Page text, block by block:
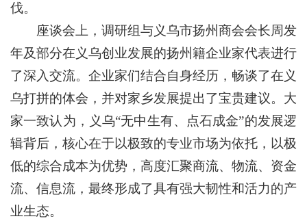
伐。
座谈会上，调研组与义乌市扬州商会会长周发
年及部分在义乌创业发展的扬州籍企业家代表进行
了深入交流。企业家们结合自身经历，畅谈了在义
乌打拼的体会，并对家乡发展提出了宝贵建议。大
家一致认为，义乌“无中生有、点石成金”的发展逻
辑背后，核心在于以极致的专业市场为依托，以极
低的综合成本为优势，高度汇聚商流、物流、资金
流、信息流，最终形成了具有强大韧性和活力的产
业生态。